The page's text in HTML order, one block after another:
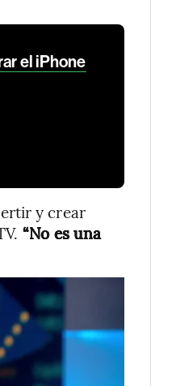
el iPhone
y crear
“No es una